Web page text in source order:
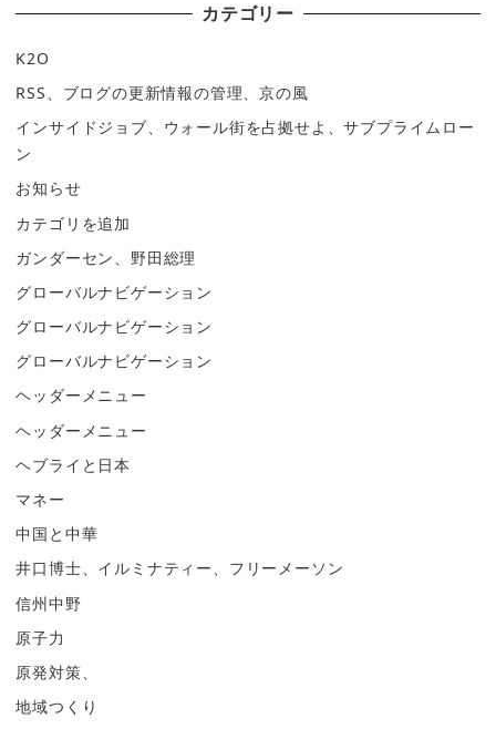
カテゴリー
K2O
RSS、ブログの更新情報の管理、京の風
インサイドジョブ、ウォール街を占拠せよ、サブプライムロー
ン
お知らせ
カテゴリを追加
ガンダーセン、野田総理
グローバルナビゲーション
グローバルナビゲーション
グローバルナビゲーション
ヘッダーメニュー
ヘッダーメニュー
ヘブライと日本
マネー
中国と中華
井口博士、イルミナティー、フリーメーソン
信州中野
原子力
原発対策、
地域つくり